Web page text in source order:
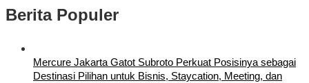
Berita Populer
Mercure Jakarta Gatot Subroto Perkuat Posisinya sebagai
Destinasi Pilihan untuk Bisnis, Staycation, Meeting, dan